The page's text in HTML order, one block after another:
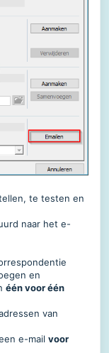
te testen en
naar het e-
en
één voor één
van
e-mail voor